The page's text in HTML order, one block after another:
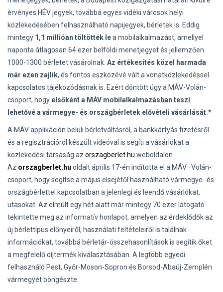
érvényes HÉV jegyek, továbbá egyes vidéki városok helyi
közlekedésében felhasználható napijegyek, bérletek is. Eddig
mintegy 1,1 millióan töltötték lea mobilalkalmazást, amellyel
naponta átlagosan 64 ezer belföldi menetjegyet és jellemzően
1000-1300 bérletet vásárolnak. Az értékesítés közel harmada
már ezen zajlik, és fontos eszközévé vált a vonatközlekedéssel
kapcsolatos tájékozódásnak is. Ezért döntött úgy a MÁV-Volán-
csoport, hogy elsőként a MÁV mobilalkalmazásban teszi
lehetővé a vármegye- és országbérletek elővételi vásárlását.*
A MÁV applikáción belüli bérletváltásról, a bankkártyás fizetésről
és a regisztrációról készült videóval is segíti a vásárlókat a
közlekedési társaság az orszagberlet.hu weboldalon.
Az orszagberlet.hu oldalt április 17-én indította el a MÁV–Volán-
csoport, hogy segítse a május elsejétől használható vármegye- és
országbérlettel kapcsolatban a jelenlegi és leendő vásárlókat,
utasokat. Az elmúlt egy hét alatt már mintegy 70 ezer látogató
tekintette meg az informatív honlapot, amelyen az érdeklődők az
új bérlettípus előnyeiről, használati feltételeiről is találnak
információkat, továbbá bérletár-összehasonlítások is segítik őket
a megfelelő díjtermék kiválasztásában. A legtöbb egyedi
felhasználó Pest, Győr-Moson-Sopron és Borsod-Abaúj-Zemplén
vármegyét böngészte.